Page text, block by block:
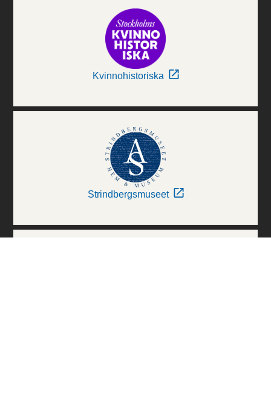
Kvinnohistoriska
Strindbergsmuseet